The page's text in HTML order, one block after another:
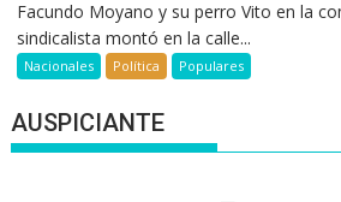
Facundo Moyano y su perro Vito en la
sindicalista montó en la calle...
Nacionales Política Populares
AUSPICIANTE